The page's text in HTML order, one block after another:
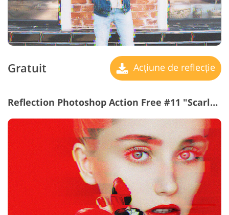
Gratuit Acțiune de reflecție
Reflection Photoshop Action Free #11 "Scarlet Queen"